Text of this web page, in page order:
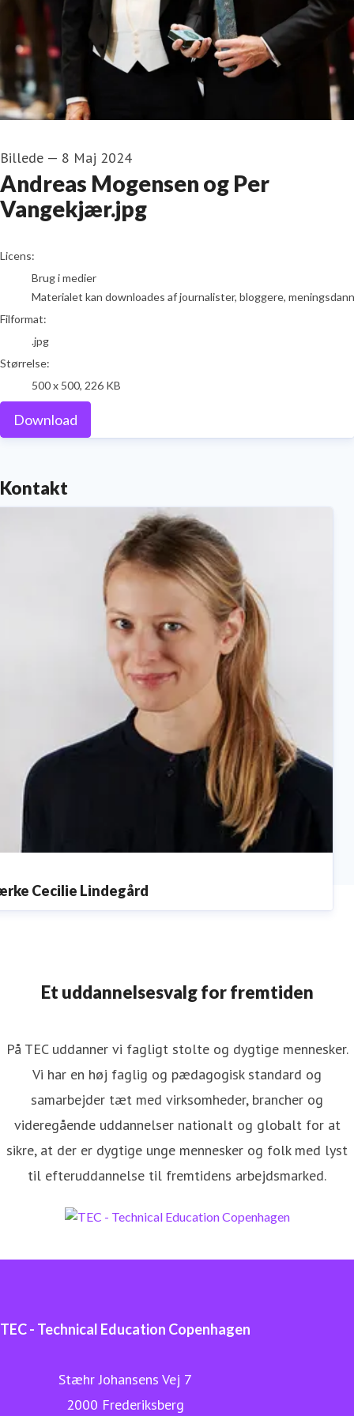
Billede — 8 Maj 2024
Andreas Mogensen og Per
Vangekjær.jpg
go to media item
Licens:
Brug i medier
Materialet kan downloades af journalister, bloggere,
Filformat:
.jpg
Størrelse:
500 x 500, 226 KB
Download
Kontakt
Cecilie Lindegård
Et uddannelsesvalg for fremtiden
På TEC uddanner vi fagligt stolte og dygtige mennesker.
Vi har en høj faglig og pædagogisk standard og
samarbejder tæt med virksomheder, brancher og
videregående uddannelser nationalt og globalt for at
sikre, at der er dygtige unge mennesker og folk med lyst
til efteruddannelse til fremtidens arbejdsmarked.
TEC - Technical Education Copenhagen
Stæhr Johansens Vej 7
2000 Frederiksberg